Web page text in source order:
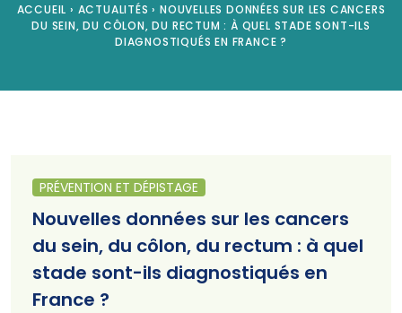
ACCUEIL › ACTUALITÉS › NOUVELLES DONNÉES SUR LES CANCERS
DU SEIN, DU CÔLON, DU RECTUM : À QUEL STADE SONT-ILS
DIAGNOSTIQUÉS EN FRANCE ?
PRÉVENTION ET DÉPISTAGE
Nouvelles données sur les cancers
du sein, du côlon, du rectum : à quel
stade sont-ils diagnostiqués en
France ?